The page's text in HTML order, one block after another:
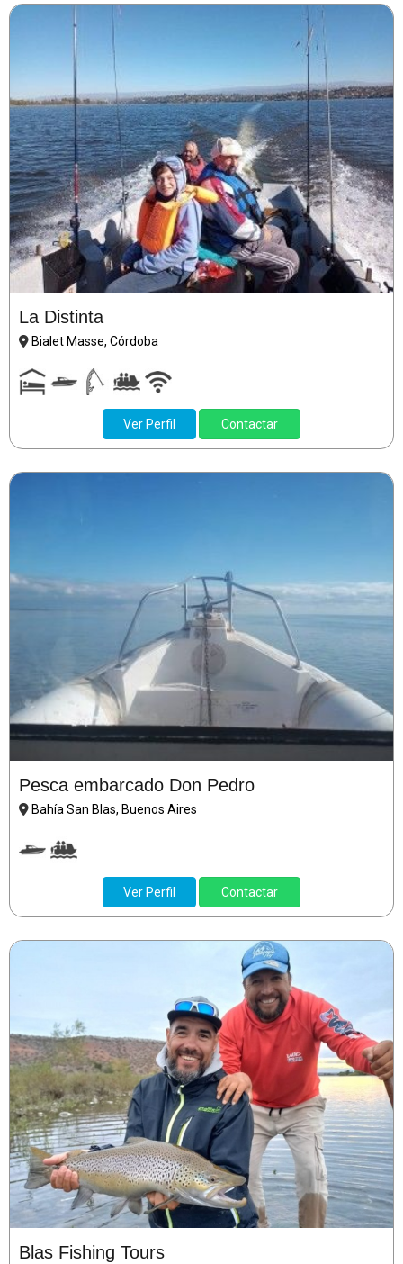
La Distinta
Bialet Masse, Córdoba
Ver Perfil Contactar
Pesca embarcado Don Pedro
Bahía San Blas, Buenos Aires
Ver Perfil Contactar
Blas Fishing Tours